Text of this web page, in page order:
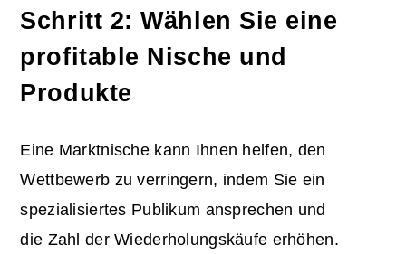
Schritt 2: Wählen Sie eine
profitable Nische und
Produkte
Eine Marktnische kann Ihnen helfen, den
Wettbewerb zu verringern, indem Sie ein
spezialisiertes Publikum ansprechen und
die Zahl der Wiederholungskäufe erhöhen.